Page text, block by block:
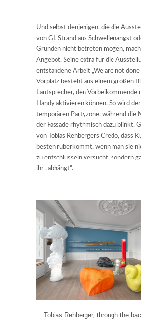
Und selbst denjenigen, die die
von GL Strand aus Schwellenangst
Gründen nicht betreten mögen,
Angebot. Seine extra für die
entstandene Arbeit „We are not done
Vorplatz besteht aus einem großen
Lautsprecher, den Vorbeikommende
Handy aktivieren können. So wird
temporären Partyzone, während die
der Fassade rhythmisch dazu blinkt.
von Tobias Rehbergers Credo, dass
besten rüberkommt, wenn man sie
zu entschlüsseln versucht, sondern
ihr „abhängt“.
Tobias Rehberger, through the